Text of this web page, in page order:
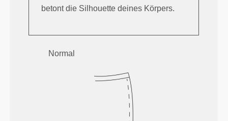
betont die Silhouette deines Körpers.
Normal